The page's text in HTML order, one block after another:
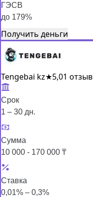
ГЭСВ
до 179%
Получить деньги
Tengebai kz★5,01 отзыв
Срок
1 – 30 дн.
Сумма
10 000 - 170 000 ₸
Ставка
0,01% – 0,3%